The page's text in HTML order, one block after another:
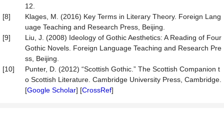
12.
[8]
Klages, M. (2016) Key Terms in Literary Theory. Foreign Lang
uage Teaching and Research Press, Beijing.
[9]
Liu, J. (2008) Ideology of Gothic Aesthetics: A Reading of Four
Gothic Novels. Foreign Language Teaching and Research Pre
ss, Beijing.
[10]
Punter, D. (2012) “Scottish Gothic.” The Scottish Companion t
o Scottish Literature. Cambridge University Press, Cambridge.
[Google Scholar] [CrossRef]